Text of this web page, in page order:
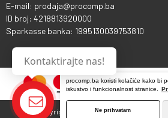
procomp.ba koristi kolačiće kako bi
iskustvo i funkcionalnost stranice.
Ne prihvatam
E-mail: prodaja@procomp.ba
ID broj: 4218813920000
Sparkasse banka: 1995130039753810
Copyright © 2013 - 2026 ProComp d.o.o.
Kontaktirajte nas!